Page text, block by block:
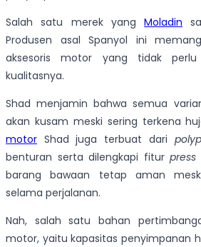
Salah satu merek yangMoladin
Produsen asal Spanyol ini
aksesoris motor yang tidak
kualitasnya.
Shad menjamin bahwa semua
akan kusam meski sering terkena
motor Shad juga terbuat dari
benturan serta dilengkapi fitur
barang bawaan tetap aman
selama perjalanan.
Nah, salah satu bahan
motor, yaitu kapasitas penyimpanan